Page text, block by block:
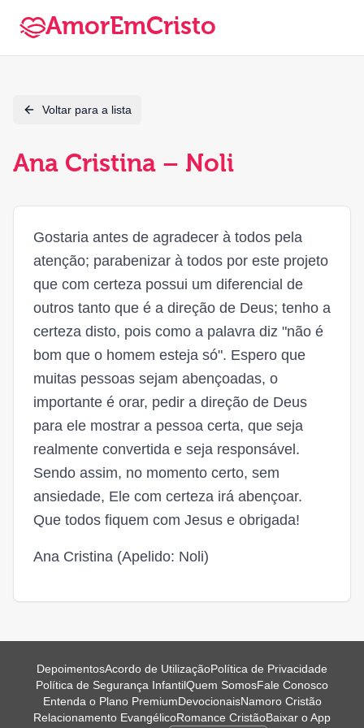
AmorEmCristo
Voltar para a lista
Ana Cristina – Noli
Gostaria antes de agradecer à todos pela
atenção; parabenizar à todos por este projeto
que com certeza possui um diferencial de
outros tanto que é a direção de Deus; tenho a
certeza disto, pois como a palavra diz "não é
bom que o homem esteja só". Espero que
muitas pessoas sejam abençoadas, o
importante é orar, pedir a direção de Deus
para ele mostrar a pessoa certa, que seja
realmente convertida e seja responsável.
Sendo assim, no momento certo, sem
ansiedade, Ele com certeza irá abençoar.
Que todos fiquem com Jesus e obrigada!
Ana Cristina (Apelido: Noli)
DepoimentosAcordo de UtilizaçãoPolítica de Privacidade
Política de Segurança InfantilQuem SomosFale Conosco
Entenda o Plano PremiumDevocionaisNamoro Cristão
Relacionamento EvangélicoRomance CristãoBaixar o App